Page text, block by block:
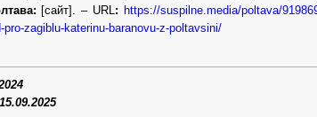
: [сайт]. – URL: https://suspilne.media/poltava/
zagiblu-katerinu-baranovu-z-poltavsini/